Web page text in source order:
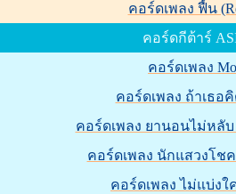
คอร์ดเพลง ฟื้น
คอร์ดกีต้าร์
คอร์ดเพลง
คอร์ดเพลง ถ้าเธอ
คอร์ดเพลง ยานอนไม่หลับ
คอร์ดเพลง นักแสวงโชค
คอร์ดเพลง ไม่แบ่งใ